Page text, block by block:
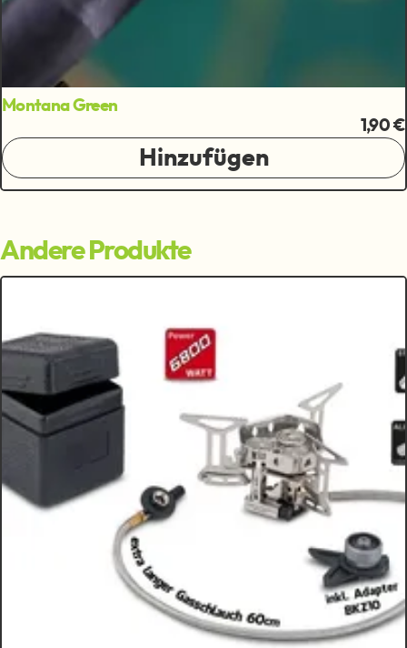
Montana Green
1,90 €
Hinzufügen
Andere Produkte